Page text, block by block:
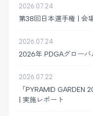
2026.07.24
第38回日本選手権 | 会
2026.07.24
2026年 PDGAグローバ
2026.07.22
「PYRAMID GARDEN
| 実施レポート